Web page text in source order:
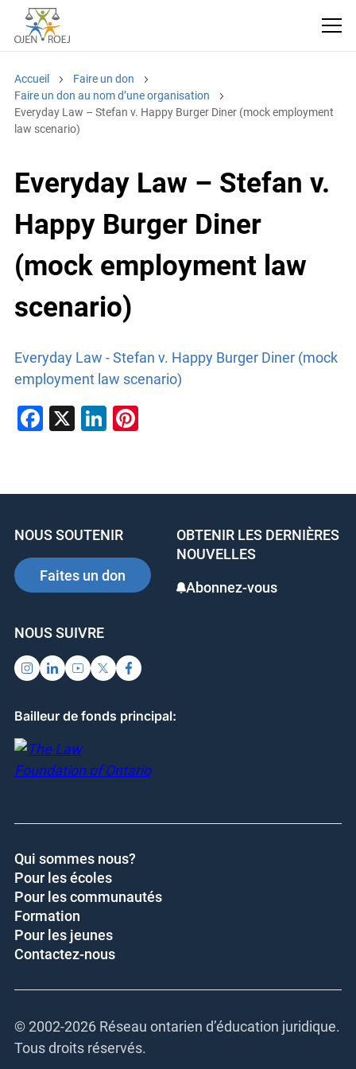
Accueil
Faire un don
Faire un don au nom d’une organisation
Everyday Law – Stefan v. Happy Burger Diner (mock employment
law scenario)
Everyday Law – Stefan v.
Happy Burger Diner
(mock employment law
scenario)
Everyday Law - Stefan v. Happy Burger Diner (mock
employment law scenario)
F
e
o
o
k
X
Li
e
n
e
NOUS SOUTENIR
Faites un don
OBTENIR LES DERNIÈRES
NOUVELLES
Abonnez-vous
NOUS SUIVRE
Bailleur de fonds principal:
Qui sommes nous?
Pour les écoles
Pour les communautés
Formation
Pour les jeunes
Contactez-nous
© 2002-2026 Réseau ontarien d’éducation juridique.
Tous droits réservés.